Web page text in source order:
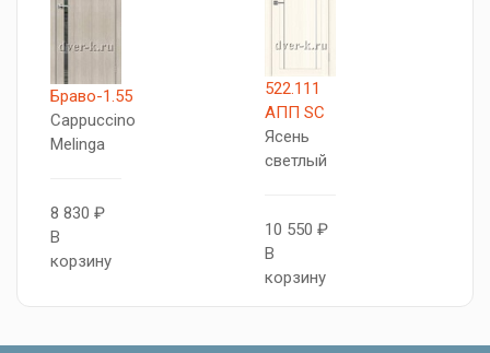
Браво-1.55
Cappuccino
Melinga
8 830 ₽
В
корзину
522.111
АПП SC
Ясень
светлый
10 550 ₽
В
корзину